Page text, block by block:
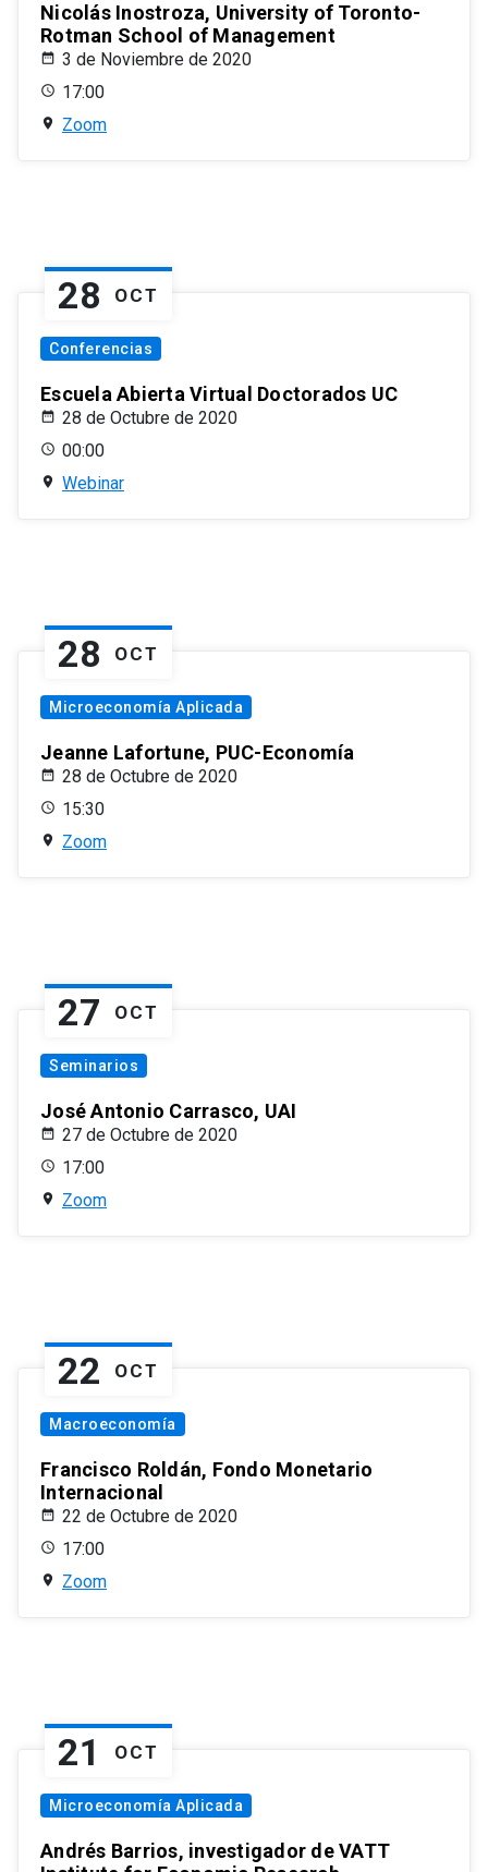
Nicolás Inostroza, University of Toronto-
Rotman School of Management
3 de Noviembre de 2020
17:00
Zoom
28 OCT
Conferencias
Escuela Abierta Virtual Doctorados UC
28 de Octubre de 2020
00:00
Webinar
28 OCT
Microeconomía Aplicada
Jeanne Lafortune, PUC-Economía
28 de Octubre de 2020
15:30
Zoom
27 OCT
Seminarios
José Antonio Carrasco, UAI
27 de Octubre de 2020
17:00
Zoom
22 OCT
Macroeconomía
Francisco Roldán, Fondo Monetario
Internacional
22 de Octubre de 2020
17:00
Zoom
21 OCT
Microeconomía Aplicada
Andrés Barrios, investigador de VATT